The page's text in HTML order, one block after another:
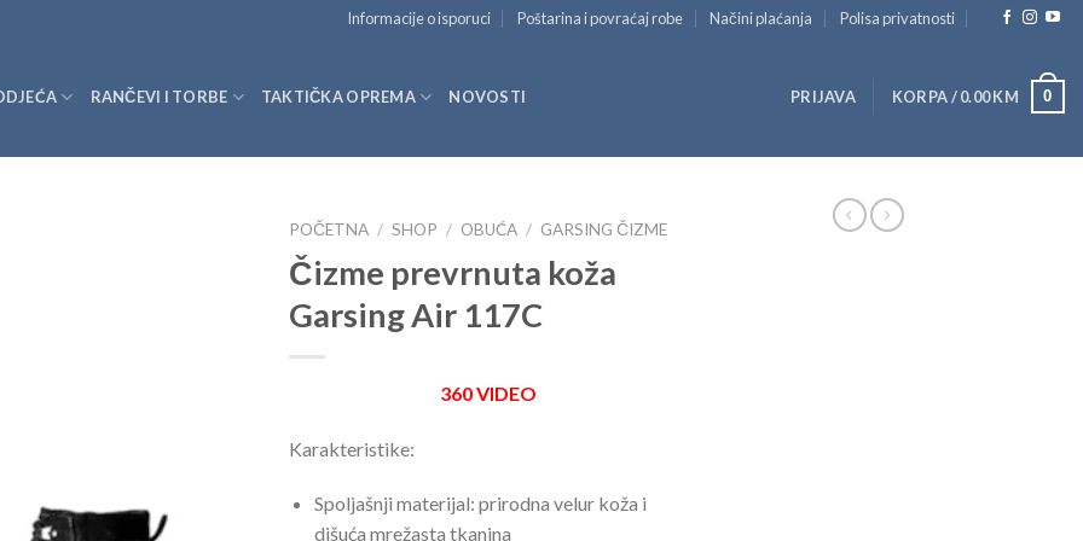
Informacije o isporuci Poštarina i povraćaj robe Načini plaćanja Polisa privatnosti
RANČEVI I TORBE TAKTIČKA OPREMA NOVOSTI PRIJAVA KORPA /0.00KM 0
POČETNA / SHOP / OBUĆA / GARSING ČIZME
Čizme prevrnuta koža
Garsing Air 117C
360 VIDEO
Karakteristike:
Spoljašnji materijal: prirodna velur koža i
dišuća mrežasta tkanina